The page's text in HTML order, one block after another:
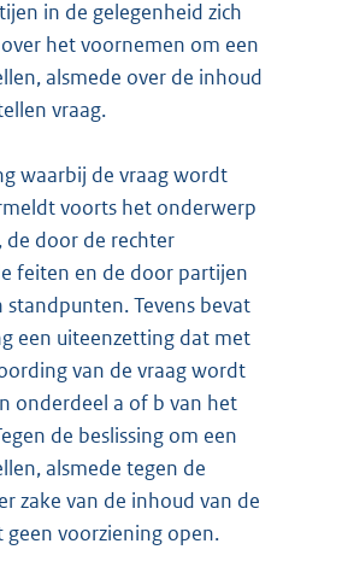
in de gelegenheid zich
het voornemen om een
alsmede over de inhoud
vraag.
waarbij de vraag wordt
voorts het onderwerp
de door de rechter
feiten en de door partijen
standpunten. Tevens bevat
een uiteenzetting dat met
van de vraag wordt
onderdeel a of b van het
de beslissing om een
alsmede tegen de
zake van de inhoud van de
geen voorziening open.